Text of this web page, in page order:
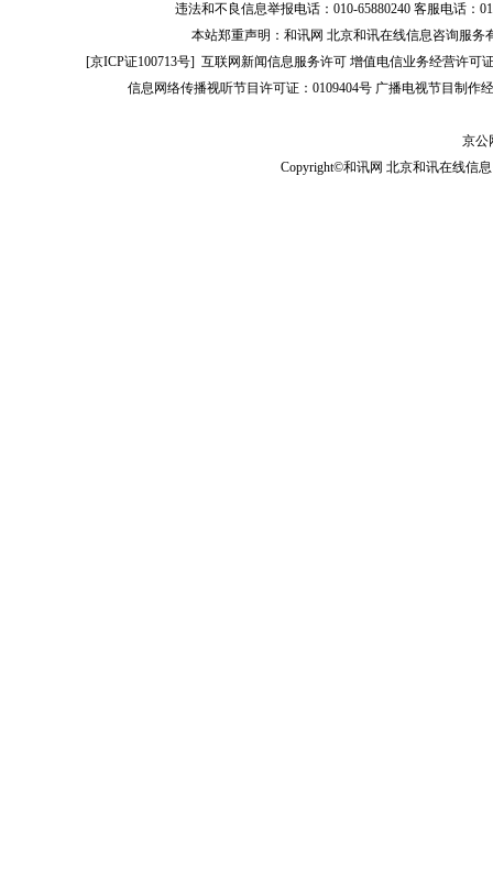
此前，微软联合创始人比尔·盖茨和妻子梅琳达宣布，比尔
美元资金，用于开发一种新型冠状病毒肺炎治疗加速器，希望
和扩大治疗以应对疫情。
此前，比尔盖茨基金会已承诺，投资研发冠状病毒家庭检
违法和不良信息举报电话：010-65880240 客服电话：
本站郑重声明：和讯网 北京和讯在线信息咨询服
[京ICP证100713号]互联网新闻信息服务许可 增值电信业务经营许可
信息网络传播视听节目许可证：0109404号 广播电视节目制作
京公
Copyright©和讯网 北京和讯在线信